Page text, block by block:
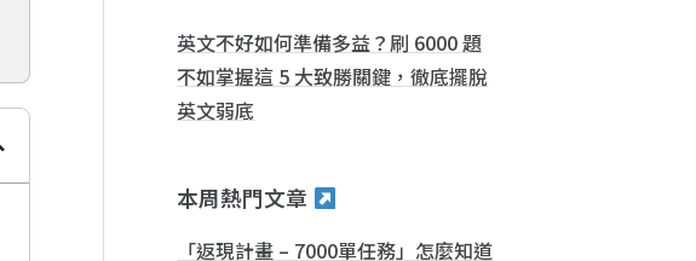
英文不好如何準備多益？刷 6000 題
不如掌握這 5 大致勝關鍵，徹底擺脫
英文弱底
本周熱門文章
「返現計畫 – 7000單任務」怎麼知道